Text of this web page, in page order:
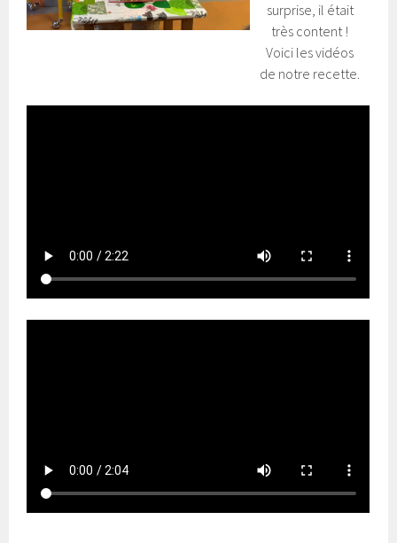
surprise, il était
très content !
Voici les vidéos
de notre recette.